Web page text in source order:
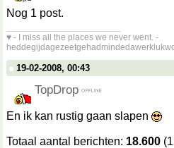
Nog 1 post.
♥ - I miss all the places we never went. -
19-02-2008, 00:43
TopDrop
En ik kan rustig gaan slapen
Totaal aantal berichten: 18.600